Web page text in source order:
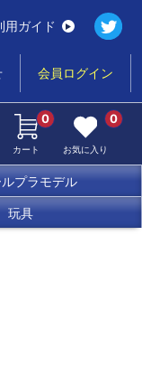
用ガイド
会員ログイン
カート
0
お気に入り
0
プラモデル
玩具